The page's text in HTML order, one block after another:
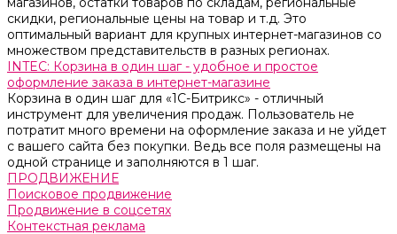
скидки, региональные цены на товар и т.д. Это
оптимальный вариант для крупных интернет-магазинов со
множеством представительств в разных регионах.
INTEC: Корзина в один шаг - удобное и простое
оформление заказа в интернет-магазине
Корзина в один шаг для «1С-Битрикс» - отличный
инструмент для увеличения продаж. Пользователь не
потратит много времени на оформление заказа и не уйдет
с вашего сайта без покупки. Ведь все поля размещены на
одной странице и заполняются в 1 шаг.
ПРОДВИЖЕНИЕ
Поисковое продвижение
Продвижение в соцсетях
Контекстная реклама